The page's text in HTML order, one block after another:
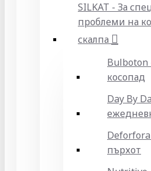
SILKAT - За
проблеми на
скалпа
Bulboton
косопад
Day By
пърхот